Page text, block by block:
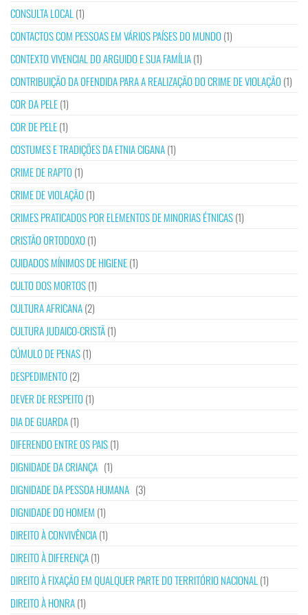
CONSULTA LOCAL (1)
CONTACTOS COM PESSOAS EM VÁRIOS PAÍSES DO MUNDO (1)
CONTEXTO VIVENCIAL DO ARGUIDO E SUA FAMÍLIA(1)
CONTRIBUIÇÃO DA OFENDIDA PARA A REALIZAÇÃO DO CRIME DE VIOLAÇÃO (1)
COR DA PELE(1)
COR DE PELE(1)
COSTUMES E TRADIÇÕES DA ETNIA CIGANA(1)
CRIME DE RAPTO (1)
CRIME DE VIOLAÇÃO (1)
CRIMES PRATICADOS POR ELEMENTOS DE MINORIAS ÉTNICAS(1)
CRISTÃO ORTODOXO (1)
CUIDADOS MÍNIMOS DE HIGIENE(1)
CULTO DOS MORTOS(1)
CULTURA AFRICANA(2)
CULTURA JUDAICO-CRISTÃ(1)
CÚMULO DE PENAS(1)
DESPEDIMENTO (2)
DEVER DE RESPEITO (1)
DIA DE GUARDA(1)
DIFERENDO ENTRE OS PAIS(1)
DIGNIDADE DA CRIANÇA (1)
DIGNIDADE DA PESSOA HUMANA (3)
DIGNIDADE DO HOMEM (1)
DIREITO À CONVIVÊNCIA(1)
DIREITO À DIFERENÇA(1)
DIREITO À FIXAÇÃO EM QUALQUER PARTE DO TERRITÓRIO NACIONAL (1)
DIREITO À HONRA(1)